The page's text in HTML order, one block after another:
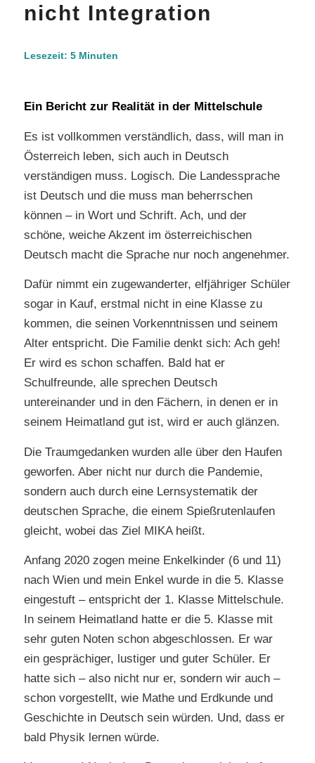
nicht Integration
Lesezeit: 5 Minuten
Ein Bericht zur Realität in der Mittelschule
Es ist vollkommen verständlich, dass, will man in
Österreich leben, sich auch in Deutsch
verständigen muss. Logisch. Die Landessprache
ist Deutsch und die muss man beherrschen
können – in Wort und Schrift. Ach, und der
schöne, weiche Akzent im österreichischen
Deutsch macht die Sprache nur noch angenehmer.
Dafür nimmt ein zugewanderter, elfjähriger Schüler
sogar in Kauf, erstmal nicht in eine Klasse zu
kommen, die seinen Vorkenntnissen und seinem
Alter entspricht. Die Familie denkt sich: Ach geh!
Er wird es schon schaffen. Bald hat er
Schulfreunde, alle sprechen Deutsch
untereinander und in den Fächern, in denen er in
seinem Heimatland gut ist, wird er auch glänzen.
Die Traumgedanken wurden alle über den Haufen
geworfen. Aber nicht nur durch die Pandemie,
sondern auch durch eine Lernsystematik der
deutschen Sprache, die einem Spießrutenlaufen
gleicht, wobei das Ziel MIKA heißt.
Anfang 2020 zogen meine Enkelkinder (6 und 11)
nach Wien und mein Enkel wurde in die 5. Klasse
eingestuft – entspricht der 1. Klasse Mittelschule.
In seinem Heimatland hatte er die 5. Klasse mit
sehr guten Noten schon abgeschlossen. Er war
ein gesprächiger, lustiger und guter Schüler. Er
hatte sich – also nicht nur er, sondern wir auch –
schon vorgestellt, wie Mathe und Erdkunde und
Geschichte in Deutsch sein würden. Und, dass er
bald Physik lernen würde.